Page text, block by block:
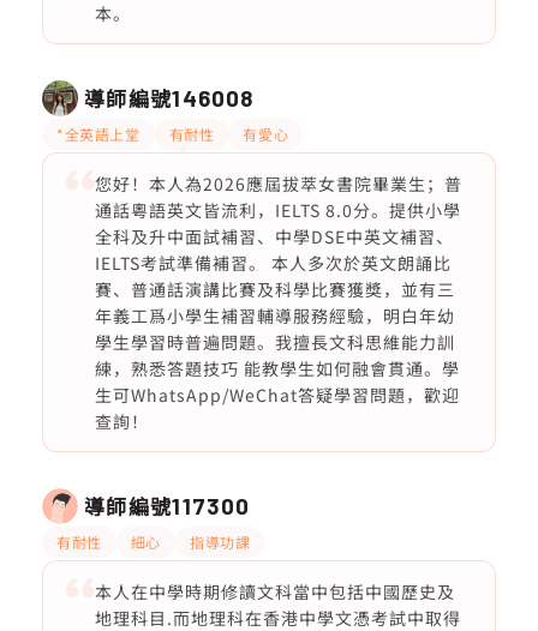
本。
導師編號146008
*全英語上堂 有耐性 有愛心
您好！本人為2026應屆拔萃女書院畢業生；普
通話粵語英文皆流利，IELTS 8.0分。提供小學
全科及升中面試補習、中學DSE中英文補習、
IELTS考試準備補習。 本人多次於英文朗誦比
賽、普通話演講比賽及科學比賽獲獎，並有三
年義工爲小學生補習輔導服務經驗，明白年幼
學生學習時普遍問題。我擅長文科思維能力訓
練，熟悉答題技巧 能教學生如何融會貫通。學
生可WhatsApp/WeChat答疑學習問題，歡迎
查詢！
導師編號117300
有耐性 細心 指導功課
本人在中學時期修讀文科當中包括中國歷史及
地理科目.而地理科在香港中學文憑考試中取得